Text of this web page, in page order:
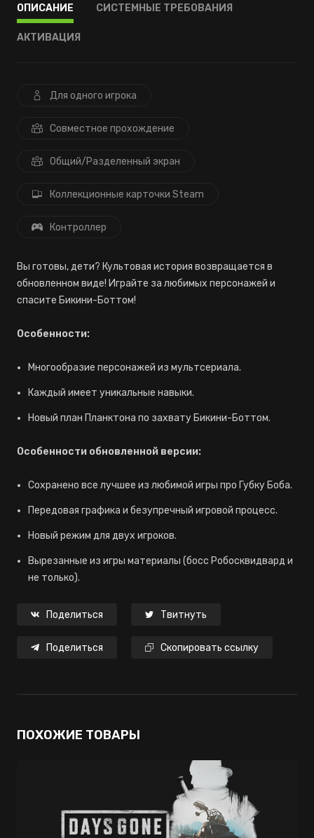
ОПИСАНИЕ СИСТЕМНЫЕ ТРЕБОВАНИЯ
АКТИВАЦИЯ
Для одного игрока
Совместное прохождение
Общий/Разделенный экран
Коллекционные карточки Steam
Контроллер
Вы готовы, дети? Культовая история возвращается в
обновленном виде! Играйте за любимых персонажей и
спасите Бикини-Боттом!
Особенности:
Многообразие персонажей из мультсериала.
Каждый имеет уникальные навыки.
Новый план Планктона по захвату Бикини-Боттом.
Особенности обновленной версии:
Сохранено все лучшее из любимой игры про Губку Боба.
Передовая графика и безупречный игровой процесс.
Новый режим для двух игроков.
Вырезанные из игры материалы (босс Робосквидвард и
не только).
Поделиться Твитнуть
Поделиться Скопировать ссылку
ПОХОЖИЕ ТОВАРЫ